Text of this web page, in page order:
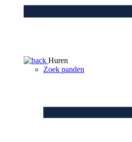
Huren
Zoek panden